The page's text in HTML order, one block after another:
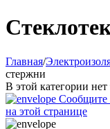
Главная/
стержни
В этой категории нет
Сообщите
на этой странице